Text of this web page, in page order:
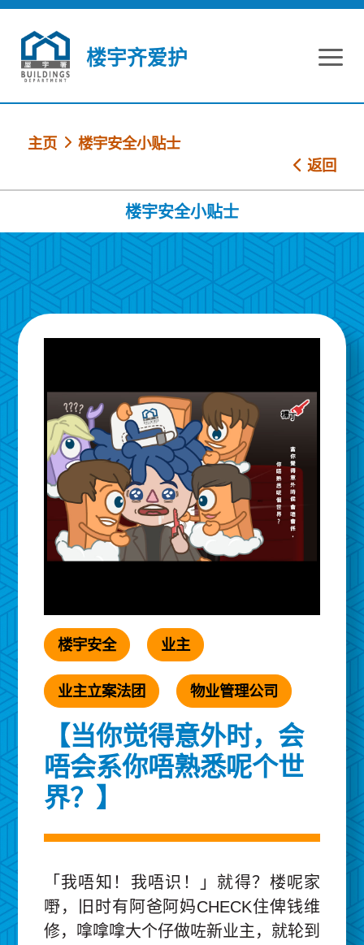
跳到内容
楼宇齐爱护
主页
楼宇安全小贴士
返回
楼宇安全小贴士
楼宇安全 业主
业主立案法团 物业管理公司
【当你觉得意外时，会
唔会系你唔熟悉呢个世
界？】
「我唔知！我唔识！」就得？楼呢家
嘢，旧时有阿爸阿妈CHECK住俾钱维
修，嗱嗱嗱大个仔做咗新业主，就轮到